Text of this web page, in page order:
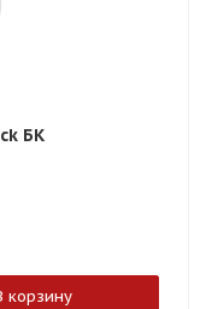
БК
корзину